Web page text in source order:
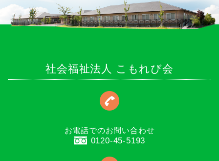
社会福祉法人 こもれび会
お電話でのお問い合わせ
0120-45-5193